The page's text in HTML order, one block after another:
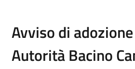
Avviso di adozione
Autorità Bacino